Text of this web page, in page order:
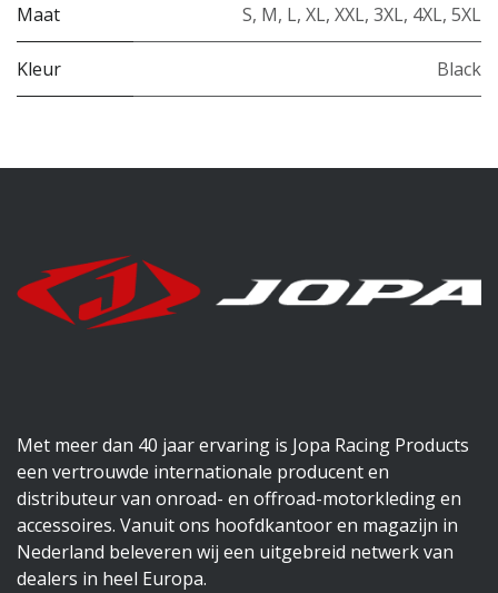
Maat S, M, L, XL, XXL, 3XL, 4XL, 5XL
Kleur Black
Met meer dan 40 jaar ervaring is Jopa Racing Products
een vertrouwde internationale producent en
distributeur van onroad- en offroad-motorkleding en
accessoires. Vanuit ons hoofdkantoor en magazijn in
Nederland beleveren wij een uitgebreid netwerk van
dealers in heel Europa.